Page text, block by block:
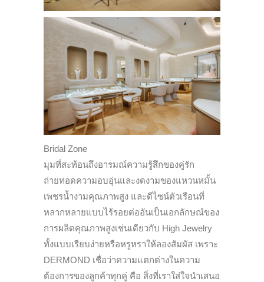
Bridal Zone
มุมที่สะท้อนถึงอารมณ์ความรู้สึกของคู่รัก
ถ่ายทอดความอบอุ่นและงดงามของแหวนหมั้น
เพชรน้ำงามคุณภาพสูง และดีไซน์ตัวเรือนที่
หลากหลายแบบไร้รอยต่ออันเป็นเอกลักษณ์ของ
การผลิตคุณภาพสูงเช่นเดียวกับ High Jewelry
ทั้งแบบเรียบง่ายหรือหรูหราให้ลองสัมผัส เพราะ
DERMOND เชื่อว่าความแตกต่างในความ
ต้องการของลูกค้าทุกคู่ คือ สิ่งที่เราใส่ใจนำเสนอ